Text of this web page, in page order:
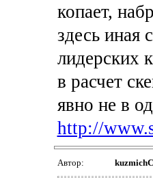
копает,
здесь иная
лидерских
в расчет
явно не в
http://
Автор: kuzmichC